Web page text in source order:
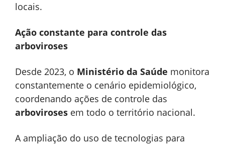
locais.
Ação constante para controle das
arboviroses
Desde 2023, o Ministério da Saúde monitora
constantemente o cenário epidemiológico,
coordenando ações de controle das
arboviroses em todo o território nacional.
A ampliação do uso de tecnologias para